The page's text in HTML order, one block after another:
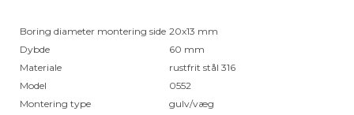
Boring diameter montering side 20x13 mm
Dybde
60 mm
Materiale
rustfrit stål 316
Model
0552
Montering type
gulv/væg